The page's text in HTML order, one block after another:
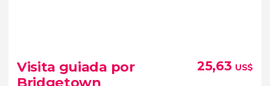
Visita guiada por
Bridgetown
25,63 US$